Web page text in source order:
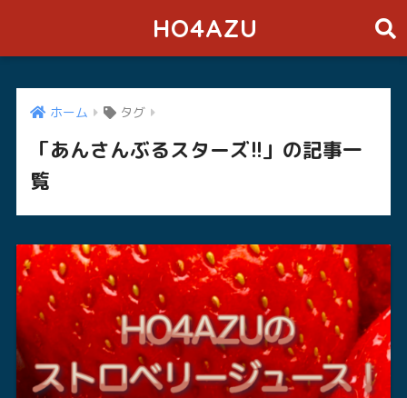
HO4AZU
ホーム タグ
「あんさんぶるスターズ!!」の記事一
覧